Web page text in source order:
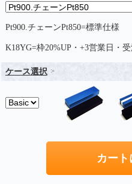
Pt900.チェーンPt850=標準仕様
K18YG=枠20%UP・+3営業日・
ケース選択